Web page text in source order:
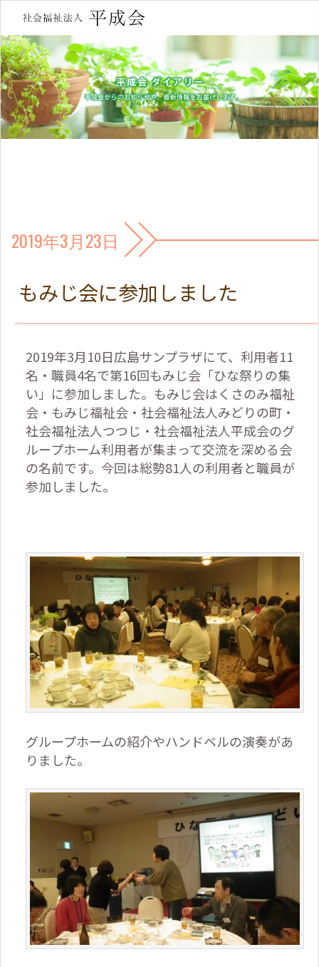
2019年3月23日
もみじ会に参加しました
2019年3月10日広島サンプラザにて、利用者11
名・職員4名で第16回もみじ会「ひな祭りの集
い」に参加しました。もみじ会はくさのみ福祉
会・もみじ福祉会・社会福祉法人みどりの町・
社会福祉法人つつじ・社会福祉法人平成会のグ
ループホーム利用者が集まって交流を深める会
の名前です。今回は総勢81人の利用者と職員が
参加しました。
グループホームの紹介やハンドベルの演奏があ
りました。